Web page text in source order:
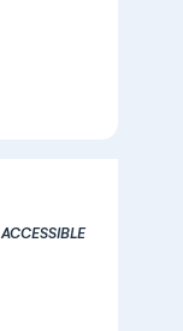
ACCESSIBLE